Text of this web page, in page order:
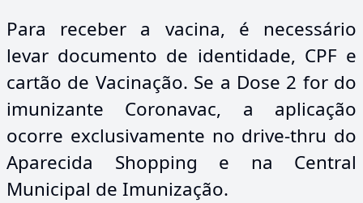
Para receber a vacina, é necessário
levar documento de identidade, CPF e
cartão de Vacinação. Se a Dose 2 for do
imunizante Coronavac, a aplicação
ocorre exclusivamente no drive-thru do
Aparecida Shopping e na Central
Municipal de Imunização.